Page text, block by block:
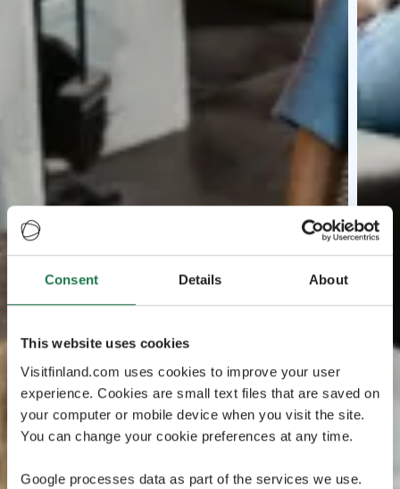
Consent Details About
This website uses cookies
Visitfinland.com uses cookies to improve your user
experience. Cookies are small text files that are saved on
your computer or mobile device when you visit the site.
You can change your cookie preferences at any time.
Google processes data as part of the services we use.